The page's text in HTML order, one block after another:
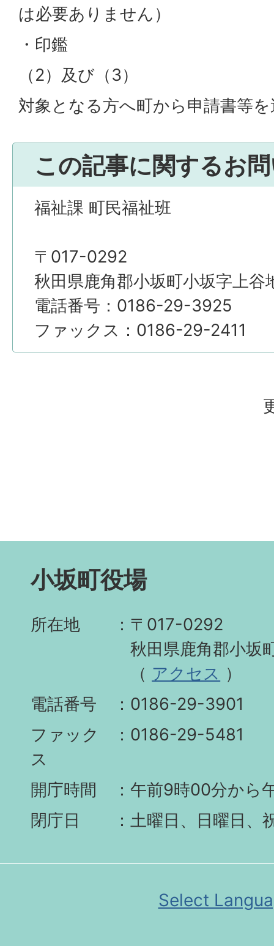
は必要ありません）
・印鑑
（2）及び（3）
対象となる方へ町から申請書等
この記事に関するお
福祉課 町民福祉班
〒017-0292
秋田県鹿角郡小坂町小坂字上谷
電話番号：0186-29-3925
ファックス：0186-29-2411
小坂町役場
所在地
〒017-0292
秋田県鹿角郡小坂
（ アクセス ）
電話番号
0186-29-3901
ファック
ス
0186-29-5481
開庁時間
午前9時00分から
閉庁日
土曜日、日曜日、
Select